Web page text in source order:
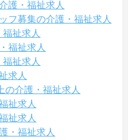
護・福祉求人
フ募集の介護・福祉求人
祉求人
福祉求人
祉求人
求人
の介護・福祉求人
祉求人
祉求人
・福祉求人